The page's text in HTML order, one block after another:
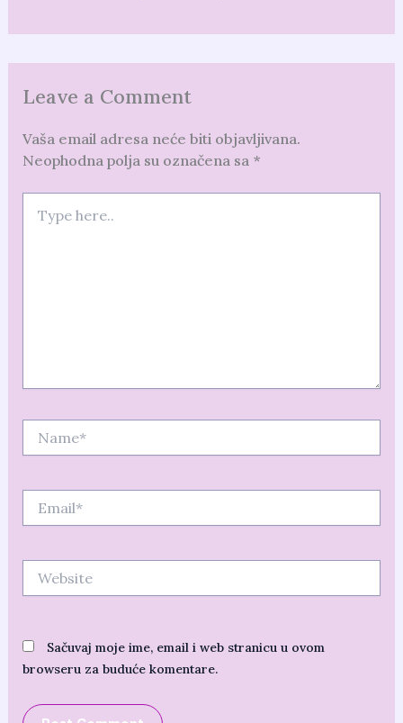
Leave a Comment
Vaša email adresa neće biti objavljivana.
Neophodna polja su označena sa *
here..
Sačuvaj moje ime, email i web stranicu u ovom
browseru za buduće komentare.